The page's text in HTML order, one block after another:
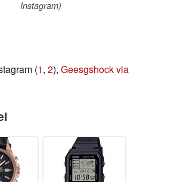
Instagram)
(1, 2), Geesgshock via